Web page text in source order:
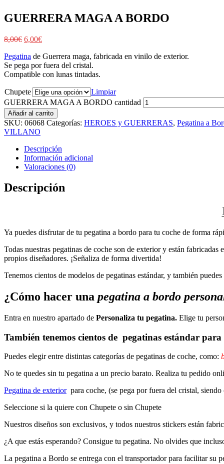
GUERRERA MAGA A BORDO
8,00€ 6,00€
Pegatina de Guerrera maga, fabricada en vinilo de exterior.
Se pega por fuera del cristal.
Compatible con lunas tintadas.
Chupete
Limpiar
GUERRERA MAGA A BORDO cantidad
Añadir al carrito
SKU: 06068 Categorías: HEROES y GUERRERAS, Pegatina a
VILLANO
Descripción
Información adicional
Valoraciones (0)
Descripción
Ya puedes disfrutar de tu pegatina a bordo para tu coche de forma
Todas nuestras pegatinas de coche son de exterior y están
propios diseñadores. ¡Señaliza de forma divertida!
Tenemos cientos de modelos de pegatinas estándar, y también
¿Cómo hacer una pegatina a bordo
Entra en nuestro apartado de Personaliza tu pegatina. Elige tu
También tenemos cientos de pegatinas estándar para
Puedes elegir entre distintas categorías de pegatinas de coche, como:
No te quedes sin tu pegatina a un precio barato. Realiza tu pedido
Pegatina de exteriorpara coche, (se pega por fuera del cristal,
Seleccione si la quiere con Chupete o sin Chupete
Nuestros diseños son exclusivos, y todos nuestros stickers están
¿A que estás esperando? Consigue tu pegatina. No olvides que
La pegatina a Bordo se entrega con el transportador para facilitar su